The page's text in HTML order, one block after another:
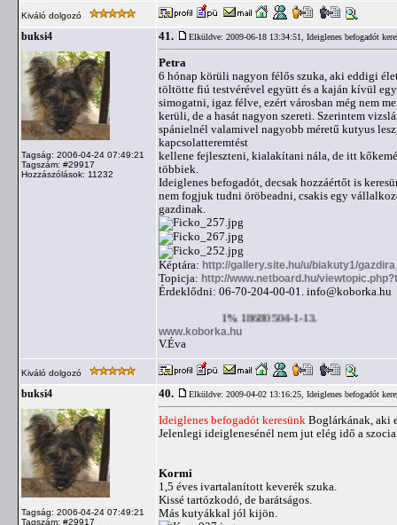
Kiváló dolgozó
buksi4
Tagság: 2006-04-24 07:49:21
Tagszám: #29917
Hozzászólások: 11232
41. Elküldve: 2009-06-18 13:34:51, Ideiglenes befogadót
Petra
6 hónap körüli nagyon félős szuka, aki eddigi
töltötte fiú testvérével együtt és a kaján kívül
simogatni, igaz félve, ezért városban még nem
kerüli, de a hasát nagyon szereti. Szerintem
spánielnél valamivel nagyobb méretű kutyus
kapcsolatteremtést
kellene fejleszteni, kialakítani nála, de itt
többiek.
Ideiglenes befogadót, decsak hozzáértőt is
nem fogjuk tudni öröbeadni, csakis egy
gazdinak.
Képtára: http://gallery.site.hu/u/biakuty1/
Topicja: http://www.netboard.hu/
Érdeklődni: 06-70-204-00-01. info@koborka.hu
1% 18680504-1-13.
www.koborka.hu
V.Éva
Kiváló dolgozó
buksi4
Tagság: 2006-04-24 07:49:21
Tagszám: #29917
40. Elküldve: 2009-04-02 13:16:25, Ideiglenes befogadót
Ideiglenes befogadót keresünk Boglárkának, aki
Jelenlegi ideiglenesénél nem jut elég idő a
Kormi
1,5 éves ivartalanított keverék szuka.
Kissé tartózkodó, de barátságos.
Más kutyákkal jól kijön.